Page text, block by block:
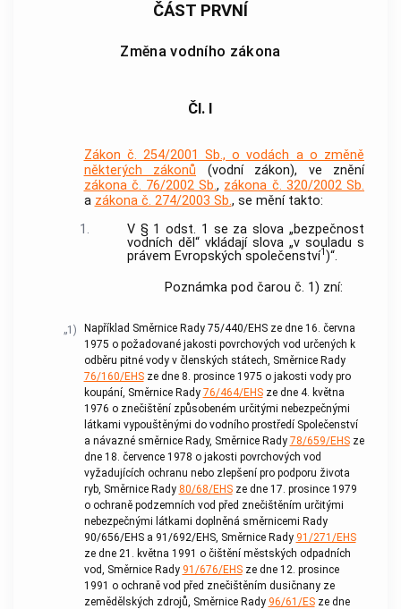
ČÁST PRVNÍ
Změna vodního zákona
Čl. I
Zákon č. 254/2001 Sb., o vodách a o změně
některých zákonů (vodní zákon), ve znění
zákona č. 76/2002 Sb., zákona č. 320/2002 Sb.
a zákona č. 274/2003 Sb., se mění takto:
1.
V § 1 odst. 1 se za slova „bezpečnost
vodních děl“ vkládají slova „v souladu s
právem Evropských společenství1)“.
Poznámka pod čarou č. 1) zní:
„1)
Například Směrnice Rady 75/440/EHS ze dne 16. června
1975 o požadované jakosti povrchových vod určených k
odběru pitné vody v členských státech, Směrnice Rady
76/160/EHSze dne 8. prosince 1975 o jakosti vody pro
koupání, Směrnice Rady 76/464/EHSze dne 4. května
1976 o znečištění způsobeném určitými nebezpečnými
látkami vypouštěnými do vodního prostředí Společenství
a návazné směrnice Rady, Směrnice Rady 78/659/EHSze
dne 18. července 1978 o jakosti povrchových vod
vyžadujících ochranu nebo zlepšení pro podporu života
ryb, Směrnice Rady 80/68/EHSze dne 17. prosince 1979
o ochraně podzemních vod před znečištěním určitými
nebezpečnými látkami doplněná směrnicemi Rady
90/656/EHS a 91/692/EHS, Směrnice Rady 91/271/EHS
ze dne 21. května 1991 o čištění městských odpadních
vod, Směrnice Rady 91/676/EHSze dne 12. prosince
1991 o ochraně vod před znečištěním dusičnany ze
zemědělských zdrojů, Směrnice Rady 96/61/ESze dne